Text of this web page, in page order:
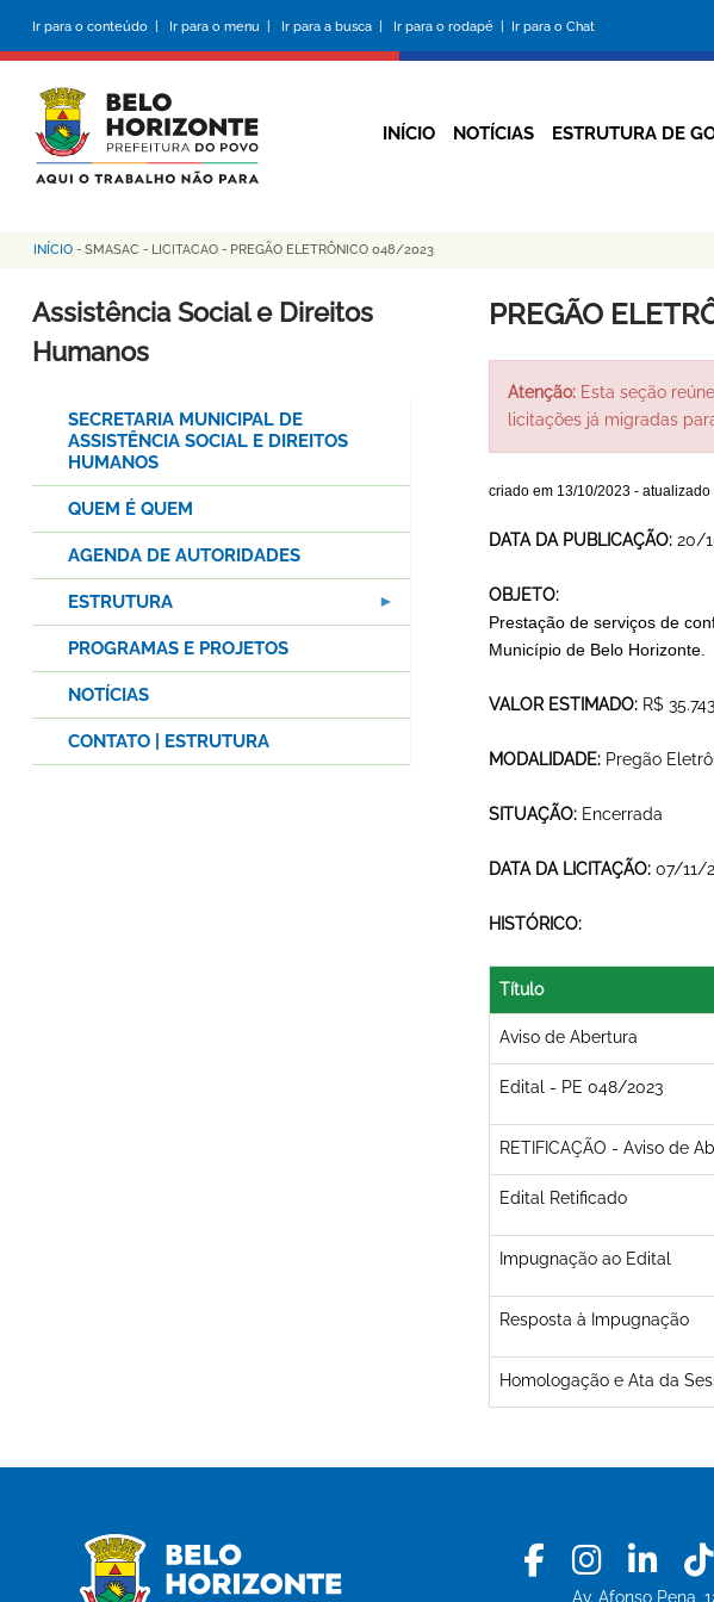
conteúdo
principal
Ir para o conteúdo | Ir para o menu | Ir para a busca | Ir para o rodapé | Ir para o Chat
INÍCIO NOTÍCIAS ESTRUTURA DE
Trilha
de
navegação
INÍCIO - SMASAC - LICITACAO - PREGÃO ELETRÔNICO 048/2023
PREGÃO
Atenção:Esta seção
licitações já migradas
criado em 13/10/2023- atualizado
DATA DA PUBLICAÇÃO: 20/
OBJETO:
Prestação de serviços de
Município de Belo Horizonte.
VALOR ESTIMADO: R$
MODALIDADE: Pregão
SITUAÇÃO: Encerrada
DATA DA LICITAÇÃO: 07/11/
HISTÓRICO:
Título
Aviso de Abertura
Edital - PE 048/2023
RETIFICAÇÃO - Aviso de
Edital Retificado
Impugnação ao Edital
Resposta à Impugnação
Homologação e Ata da
Assistência Social e Direitos
Humanos
SECRETARIA MUNICIPAL DE
ASSISTÊNCIA SOCIAL E DIREITOS
HUMANOS
QUEM É QUEM
AGENDA DE AUTORIDADES
ESTRUTURA
PROGRAMAS E PROJETOS
NOTÍCIAS
CONTATO | ESTRUTURA
Facebook
Av. Afonso Pena,